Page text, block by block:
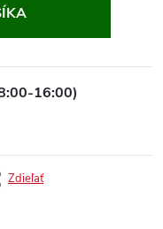
16:00)
Zdieľať